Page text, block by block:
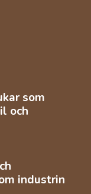
som
och
industrin